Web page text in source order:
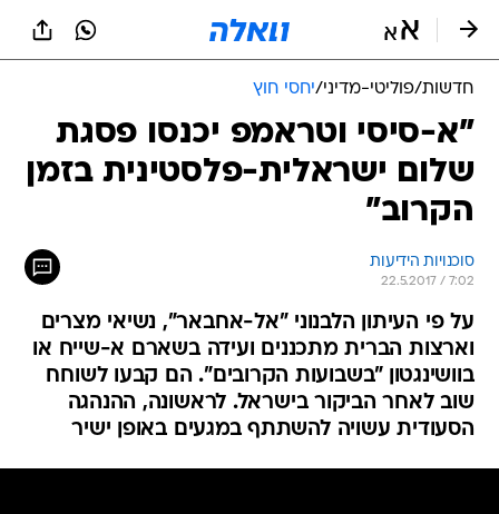
חדשות/פוליטי-מדיני/יחסי חוץ
"א-סיסי וטראמפ יכנסו פסגת
שלום ישראלית-פלסטינית בזמן
הקרוב"
סוכנויות הידיעות
22.5.2017 / 7:02
על פי העיתון הלבנוני "אל-אחבאר", נשיאי מצרים
וארצות הברית מתכננים ועידה בשארם א-שייח או
בוושינגטון "בשבועות הקרובים". הם קבעו לשוחח
שוב לאחר הביקור בישראל. לראשונה, ההנהגה
הסעודית עשויה להשתתף במגעים באופן ישיר